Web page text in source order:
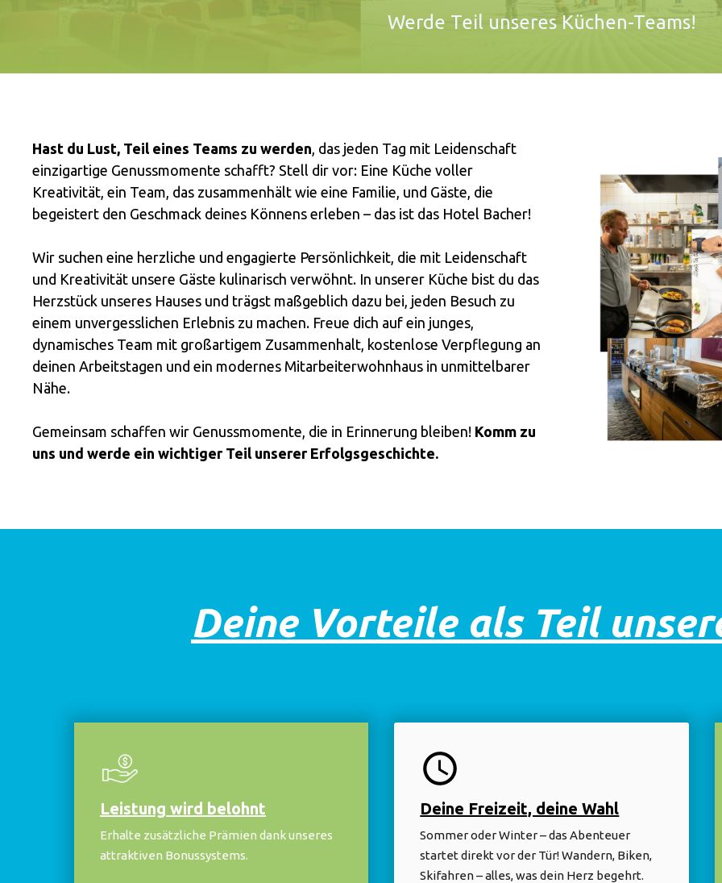
Werde Teil unseres Küchen-Teams!
Hast du Lust, Teil eines Teams zu werden , das jeden Tag mit Leidenschaft
einzigartige Genussmomente schafft? Stell dir vor: Eine Küche voller
Kreativität, ein Team, das zusammenhält wie eine Familie, und Gäste, die
begeistert den Geschmack deines Könnens erleben – das ist das Hotel Bacher!
Wir suchen eine herzliche und engagierte Persönlichkeit, die mit Leidenschaft
und Kreativität unsere Gäste kulinarisch verwöhnt. In unserer Küche bist du das
Herzstück unseres Hauses und trägst maßgeblich dazu bei, jeden Besuch zu
einem unvergesslichen Erlebnis zu machen. Freue dich auf ein junges,
dynamisches Team mit großartigem Zusammenhalt, kostenlose Verpflegung an
deinen Arbeitstagen und ein modernes Mitarbeiterwohnhaus in unmittelbarer
Nähe.
Gemeinsam schaffen wir Genussmomente, die in Erinnerung bleiben! Komm zu
uns und werde ein wichtiger Teil unserer Erfolgsgeschichte.
Deine Vorteile als Teil
Leistung wird belohnt
Erhalte zusätzliche Prämien dank unseres
attraktiven Bonussystems.
Deine Freizeit, deine Wahl
Sommer oder Winter – das Abenteuer
startet direkt vor der Tür! Wandern, Biken,
Skifahren – alles, was dein Herz begehrt.